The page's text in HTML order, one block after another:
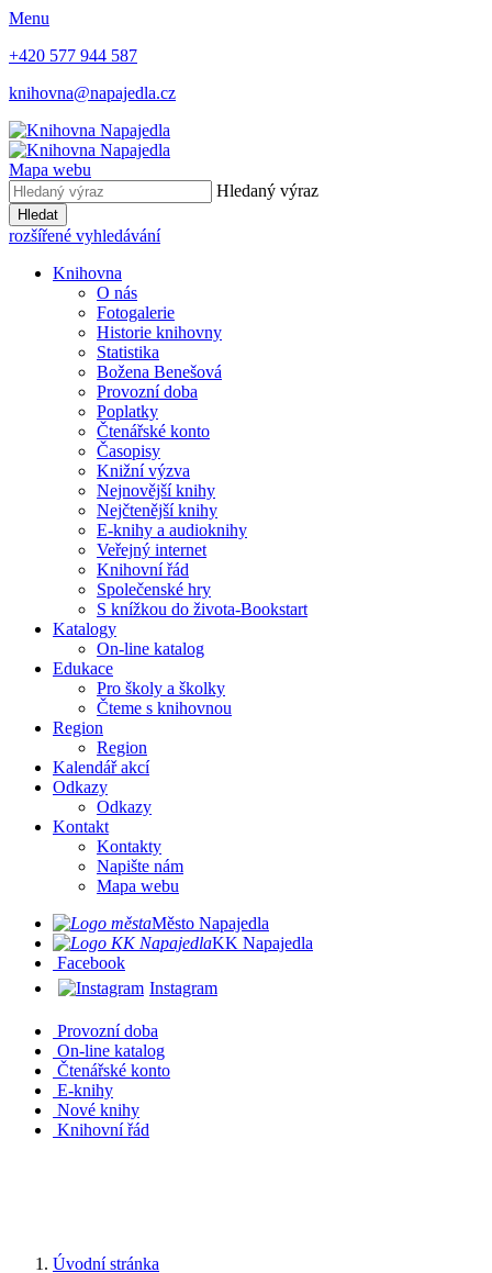
Menu
+420 577 944 587
knihovna@napajedla.cz
Mapa webu
Hledaný výraz
Hledat
rozšířené vyhledávání
Knihovna
O nás
Fotogalerie
Historie knihovny
Statistika
Božena Benešová
Provozní doba
Poplatky
Čtenářské konto
Časopisy
Knižní výzva
Nejnovější knihy
Nejčtenější knihy
E-knihy a audioknihy
Veřejný internet
Knihovní řád
Společenské hry
S knížkou do života-Bookstart
Katalogy
On-line katalog
Edukace
Pro školy a školky
Čteme s knihovnou
Region
Region
Kalendář akcí
Odkazy
Odkazy
Kontakt
Kontakty
Napište nám
Mapa webu
Město Napajedla
KK Napajedla
Facebook
Instagram
Provozní doba
On-line katalog
Čtenářské konto
E-knihy
Nové knihy
Knihovní řád
Úvodní stránka